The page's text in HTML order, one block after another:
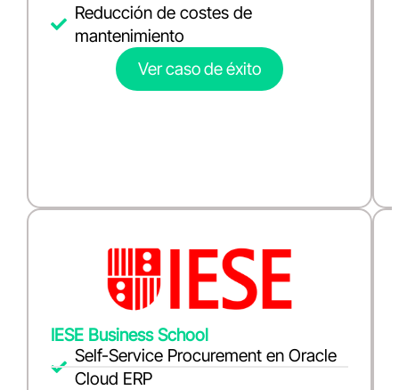
Reducción de costes de
mantenimiento
Ver caso de éxito
IESE Business School
Self-Service Procurement en Oracle
Cloud ERP